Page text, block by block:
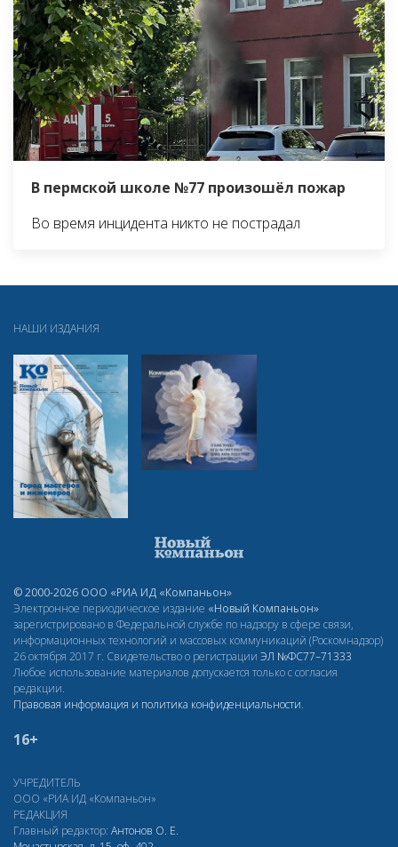
В пермской школе №77 произошёл пожар
Во время инцидента никто не пострадал
НАШИ ИЗДАНИЯ
© 2000-2026 ООО «РИА ИД «Компаньон»
Электронное периодическое издание «Новый Компаньон»
зарегистрировано в Федеральной службе по надзору в сфере связи,
информационных технологий и массовых коммуникаций (Роскомнадзор)
26 октября 2017 г. Свидетельство о регистрации ЭЛ №ФС77–71333
Любое использование материалов допускается только с согласия
редакции.
Правовая информация и политика конфиденциальности.
16+
УЧРЕДИТЕЛЬ
ООО «РИА ИД «Компаньон»
РЕДАКЦИЯ
Главный редактор: Антонов О. Е.